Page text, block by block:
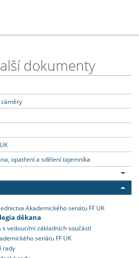
dokumenty
opatření a sdělení tajemníka
Akademického senátu FF UK
děkana
s vedoucími základních součástí
senátu FF UK
rady